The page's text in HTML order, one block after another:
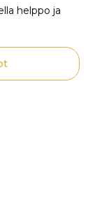
helppo ja